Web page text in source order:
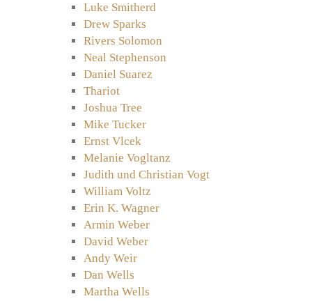
Luke Smitherd
Drew Sparks
Rivers Solomon
Neal Stephenson
Daniel Suarez
Thariot
Joshua Tree
Mike Tucker
Ernst Vlcek
Melanie Vogltanz
Judith und Christian Vogt
William Voltz
Erin K. Wagner
Armin Weber
David Weber
Andy Weir
Dan Wells
Martha Wells